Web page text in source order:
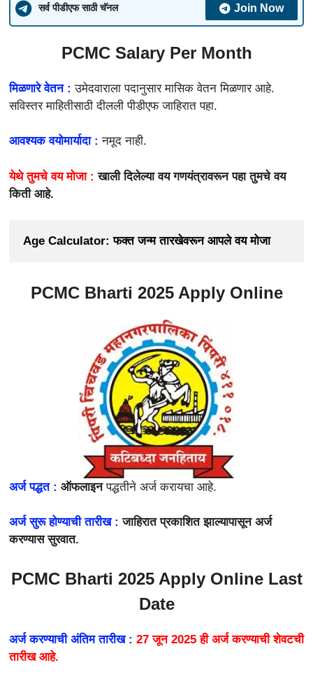
सर्व पीडीएफ साठी चॅनल Join Now
PCMC Salary Per Month
मिळणारे वेतन :उमेदवाराला पदानुसार मासिक वेतन मिळणार आहे.
सविस्तर माहितीसाठी दीलली पीडीएफ जाहिरात पहा.
आवश्यक वयोमार्यादा : नमूद नाही.
येथे तुमचे वय मोजा :खाली दिलेल्या वय गणयंत्रावरून पहा तुमचे वय
किती आहे.
Age Calculator: फक्त जन्म तारखेवरून आपले वय मोजा
PCMC Bharti 2025 Apply Online
अर्ज पद्धत : ऑफलाइनपद्धतीने अर्ज करायचा आहे.
अर्ज सुरू होण्याची तारीख : जाहिरात प्रकाशित झाल्यापासून अर्ज
करण्यास सुरवात.
PCMC Bharti 2025Apply Online Last
Date
अर्ज करण्याची अंतिम तारीख : 27 जून 2025 ही अर्ज करण्याची शेवटची
तारीख आहे.